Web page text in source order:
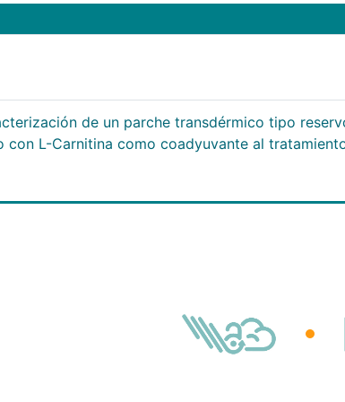
de un parche transdérmico tipo
con L-Carnitina como coadyuvante al